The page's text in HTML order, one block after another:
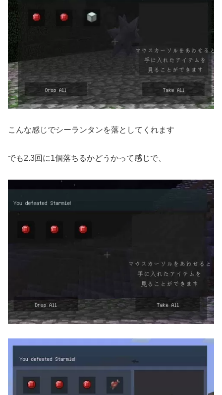
こんな感じでシーランタンを落としてくれます
でも2.3回に1個落ちるかどうかって感じで、